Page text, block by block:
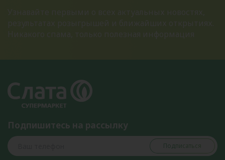
Подпишитесь на рассылку
Подписаться